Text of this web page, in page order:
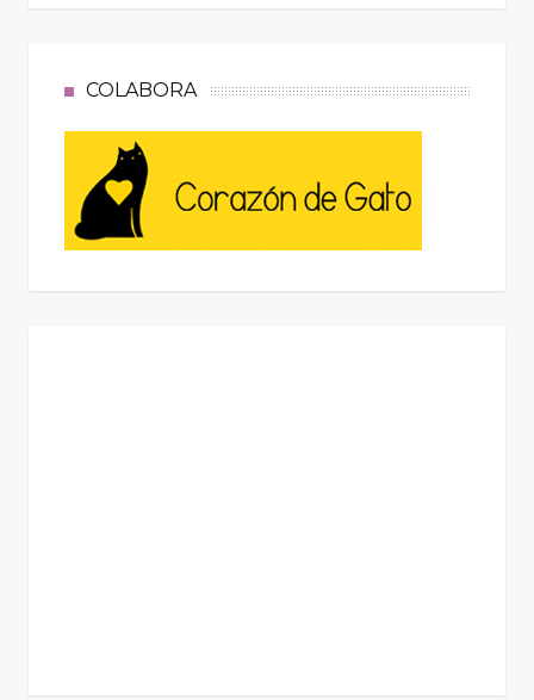
COLABORA